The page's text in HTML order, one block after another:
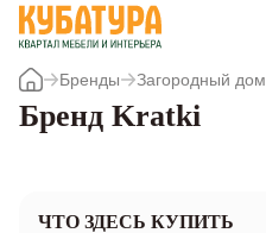
Бренды Загородный дом
Бренд Kratki
ЧТО ЗДЕСЬ КУПИТЬ